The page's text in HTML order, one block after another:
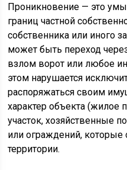
Проникновение — это
границ частной
собственника или иного
может быть переход
взлом ворот или любое
этом нарушается
распоряжаться своим
характер объекта
участок, хозяйственные
или ограждений,
территории.